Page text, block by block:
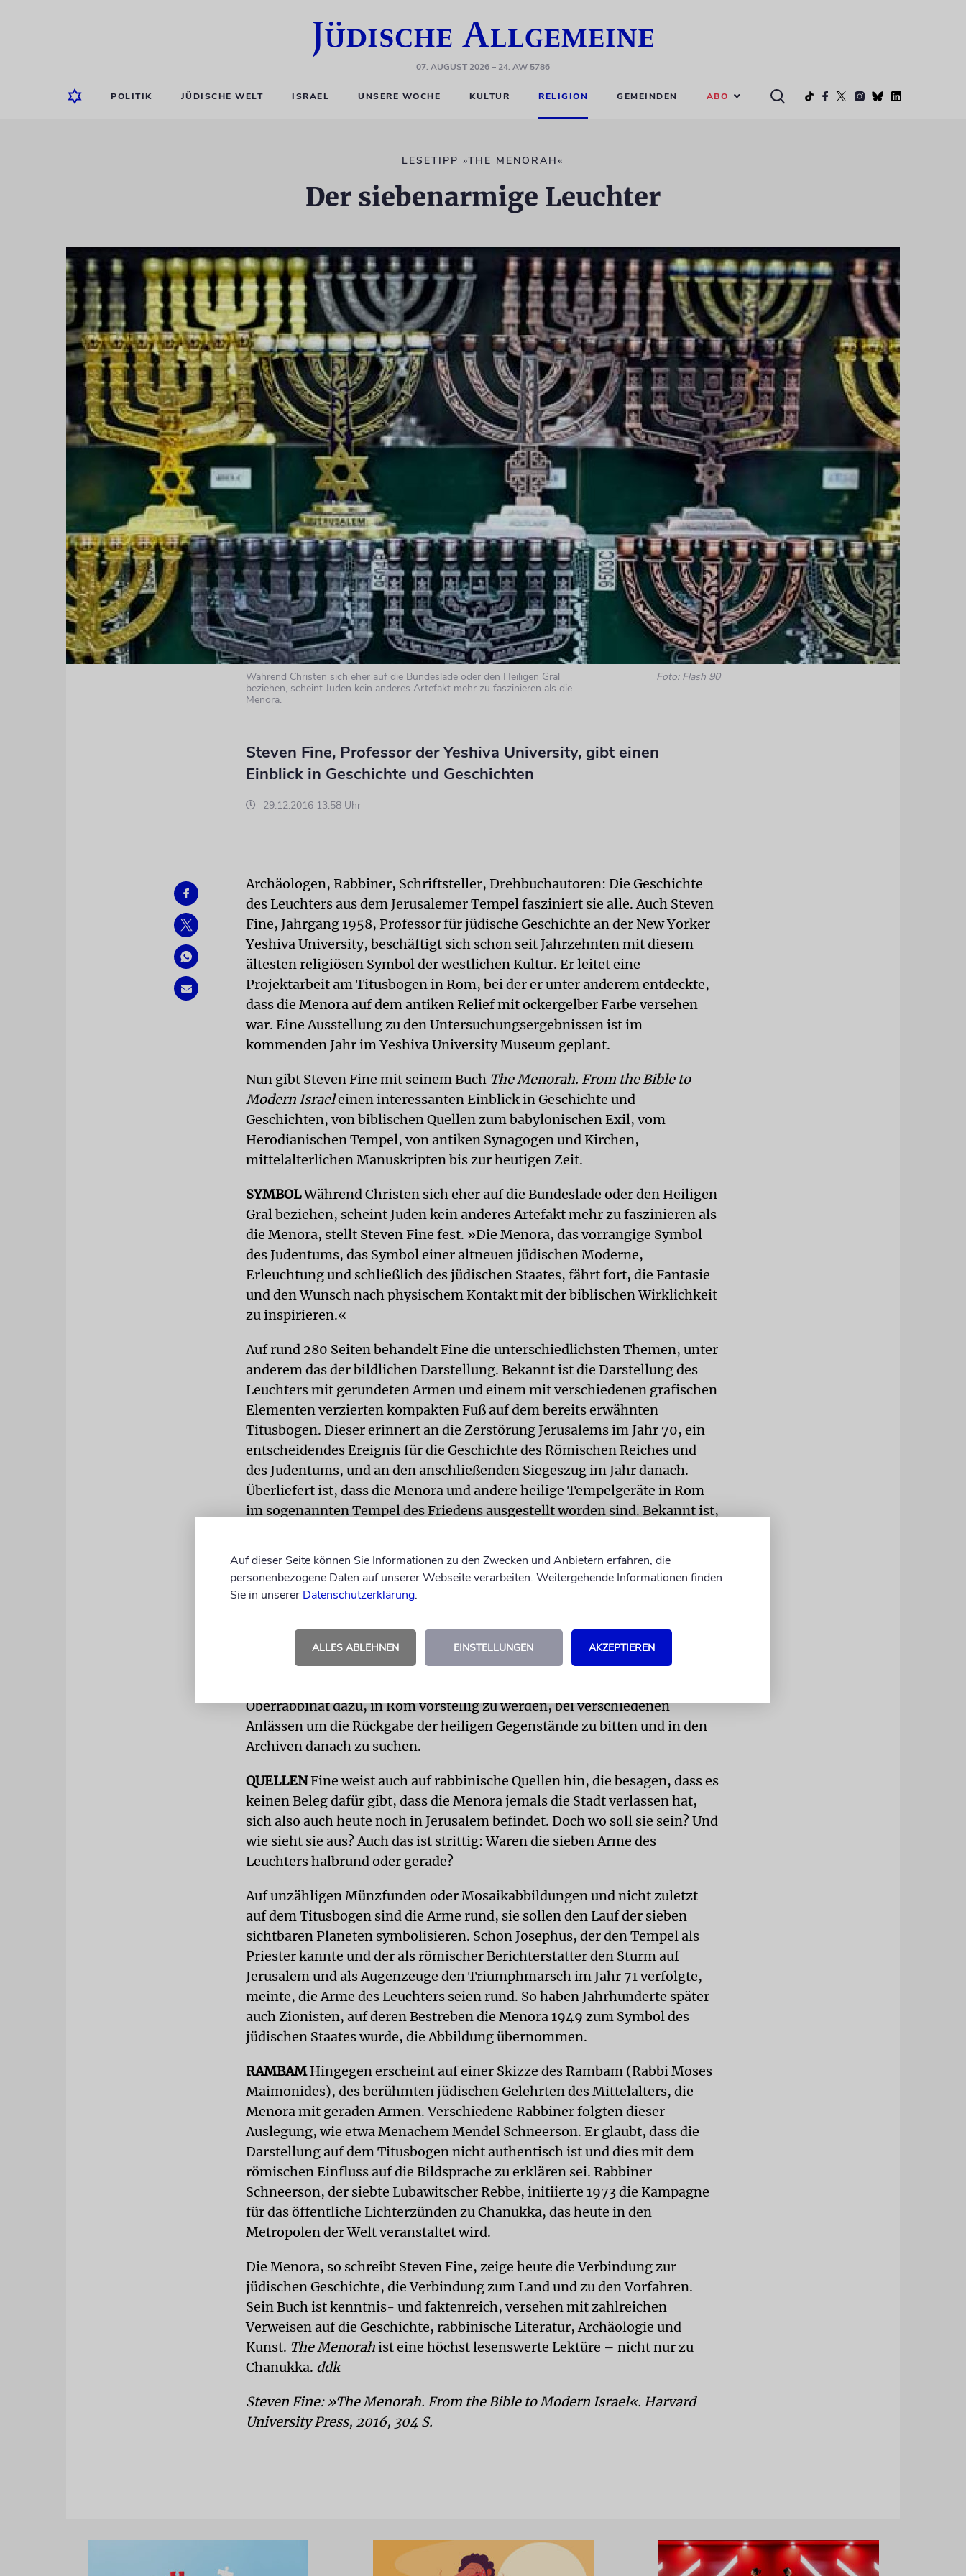
07. AUGUST 2026– 24. AW 5786
POLITIK JÜDISCHE WELT ISRAEL UNSERE WOCHE KULTUR RELIGION GEMEINDEN ABO
LESETIPP »THE MENORAH«
Der siebenarmige Leuchter
Während Christen sich eher auf die Bundeslade oder den Heiligen Gral
beziehen, scheint Juden kein anderes Artefakt mehr zu faszinieren als die
Menora.
Foto: Flash 90
Steven Fine, Professor der Yeshiva University, gibt einen
Einblick in Geschichte und Geschichten
29.12.2016 13:58 Uhr
Archäologen, Rabbiner, Schriftsteller, Drehbuchautoren: Die Geschichte
des Leuchters aus dem Jerusalemer Tempel fasziniert sie alle. Auch Steven
Fine, Jahrgang 1958, Professor für jüdische Geschichte an der New Yorker
Yeshiva University, beschäftigt sich schon seit Jahrzehnten mit diesem
ältesten religiösen Symbol der westlichen Kultur. Er leitet eine
Projektarbeit am Titusbogen in Rom, bei der er unter anderem entdeckte,
dass die Menora auf dem antiken Relief mit ockergelber Farbe versehen
war. Eine Ausstellung zu den Untersuchungsergebnissen ist im
kommenden Jahr im Yeshiva University Museum geplant.
Nun gibt Steven Fine mit seinem Buch The Menorah. From the Bible to
Modern Israeleinen interessanten Einblick in Geschichte und
Geschichten, von biblischen Quellen zum babylonischen Exil, vom
Herodianischen Tempel, von antiken Synagogen und Kirchen,
mittelalterlichen Manuskripten bis zur heutigen Zeit.
SYMBOLWährend Christen sich eher auf die Bundeslade oder den Heiligen
Gral beziehen, scheint Juden kein anderes Artefakt mehr zu faszinieren als
die Menora, stellt Steven Fine fest. »Die Menora, das vorrangige Symbol
des Judentums, das Symbol einer altneuen jüdischen Moderne,
Erleuchtung und schließlich des jüdischen Staates, fährt fort, die Fantasie
und den Wunsch nach physischem Kontakt mit der biblischen Wirklichkeit
zu inspirieren.«
Auf rund 280 Seiten behandelt Fine die unterschiedlichsten Themen, unter
anderem das der bildlichen Darstellung. Bekannt ist die Darstellung des
Leuchters mit gerundeten Armen und einem mit verschiedenen grafischen
Elementen verzierten kompakten Fuß auf dem bereits erwähnten
Titusbogen. Dieser erinnert an die Zerstörung Jerusalems im Jahr 70, ein
entscheidendes Ereignis für die Geschichte des Römischen Reiches und
des Judentums, und an den anschließenden Siegeszug im Jahr danach.
Überliefert ist, dass die Menora und andere heilige Tempelgeräte in Rom
im sogenannten Tempel des Friedens ausgestellt worden sind. Bekannt ist,
Es gibt viele Legenden, denen zufolge die Menora vielleicht von den
Vandalen entwendet wurde, eventuell per Schiff ins südfranzösische
Carcassonne gelangte, ins damalige Konstantinopel gebracht wurde,
möglicherweise heute auf dem Grund des Flusses Tiber liegt oder sich in
den Archivräumen des Vatikans befindet. Vatikan – dieser Mythos ist weit
verbreitet. Was nach Steven Fines Meinung eher eine »fromme Fantasie«
Oberrabbinat dazu, in Rom vorstellig zu werden, bei verschiedenen
Anlässen um die Rückgabe der heiligen Gegenstände zu bitten und in den
Archiven danach zu suchen.
QUELLENFine weist auch auf rabbinische Quellen hin, die besagen, dass es
keinen Beleg dafür gibt, dass die Menora jemals die Stadt verlassen hat,
sich also auch heute noch in Jerusalem befindet. Doch wo soll sie sein? Und
wie sieht sie aus? Auch das ist strittig: Waren die sieben Arme des
Leuchters halbrund oder gerade?
Auf unzähligen Münzfunden oder Mosaikabbildungen und nicht zuletzt
auf dem Titusbogen sind die Arme rund, sie sollen den Lauf der sieben
sichtbaren Planeten symbolisieren. Schon Josephus, der den Tempel als
Priester kannte und der als römischer Berichterstatter den Sturm auf
Jerusalem und als Augenzeuge den Triumphmarsch im Jahr 71 verfolgte,
meinte, die Arme des Leuchters seien rund. So haben Jahrhunderte später
auch Zionisten, auf deren Bestreben die Menora 1949 zum Symbol des
jüdischen Staates wurde, die Abbildung übernommen.
RAMBAMHingegen erscheint auf einer Skizze des Rambam (Rabbi Moses
Maimonides), des berühmten jüdischen Gelehrten des Mittelalters, die
Menora mit geraden Armen. Verschiedene Rabbiner folgten dieser
Auslegung, wie etwa Menachem Mendel Schneerson. Er glaubt, dass die
Darstellung auf dem Titusbogen nicht authentisch ist und dies mit dem
römischen Einfluss auf die Bildsprache zu erklären sei. Rabbiner
Schneerson, der siebte Lubawitscher Rebbe, initiierte 1973 die Kampagne
für das öffentliche Lichterzünden zu Chanukka, das heute in den
Metropolen der Welt veranstaltet wird.
Die Menora, so schreibt Steven Fine, zeige heute die Verbindung zur
jüdischen Geschichte, die Verbindung zum Land und zu den Vorfahren.
Sein Buch ist kenntnis- und faktenreich, versehen mit zahlreichen
Verweisen auf die Geschichte, rabbinische Literatur, Archäologie und
Kunst. The Menorahist eine höchst lesenswerte Lektüre – nicht nur zu
Chanukka. ddk
Steven Fine: »The Menorah. From the Bible to Modern Israel«. Harvard
University Press, 2016, 304 S.
Auf dieser Seite können Sie Informationen zu den Zwecken und Anbietern erfahren, die
personenbezogene Daten auf unserer Webseite verarbeiten. Weitergehende Informationen finden
Sie in unserer Datenschutzerklärung.
ALLES ABLEHNEN EINSTELLUNGEN AKZEPTIEREN